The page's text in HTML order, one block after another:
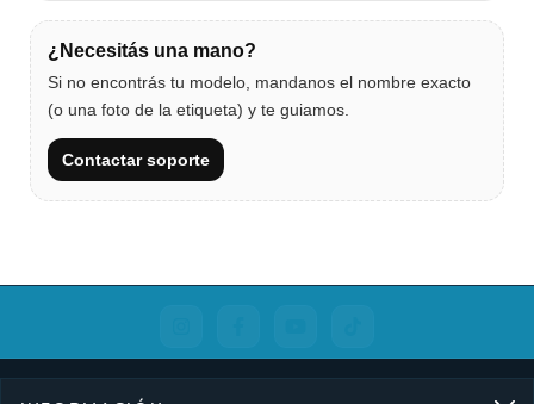
¿Necesitás una mano?
Si no encontrás tu modelo, mandanos el nombre exacto
(o una foto de la etiqueta) y te guiamos.
Contactar soporte